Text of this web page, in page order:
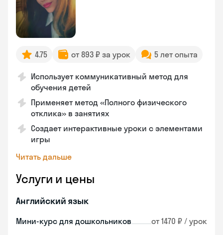
4.75 от 893 ₽ за урок 5 лет опыта
Использует коммуникативный метод для
обучения детей
Применяет метод «Полного физического
отклика» в занятиях
Создает интерактивные уроки с элементами
игры
Читать дальше
Услуги и цены
Английский язык
Мини-курс для дошкольников от 1470 ₽ / урок